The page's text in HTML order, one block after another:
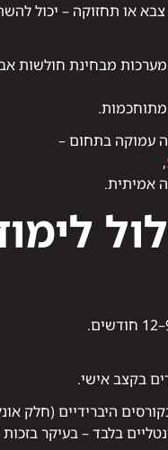
או תחזוקה – יכול
מבחינת חולשות
מתוחכמות.
עמוקה בתחום –
,
אמיתית.
בקצב אישי.
היברידיים (חלק